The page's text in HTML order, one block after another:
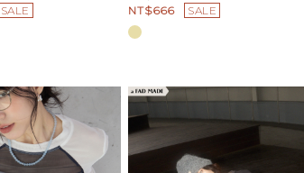
SALE
NT$666
SALE